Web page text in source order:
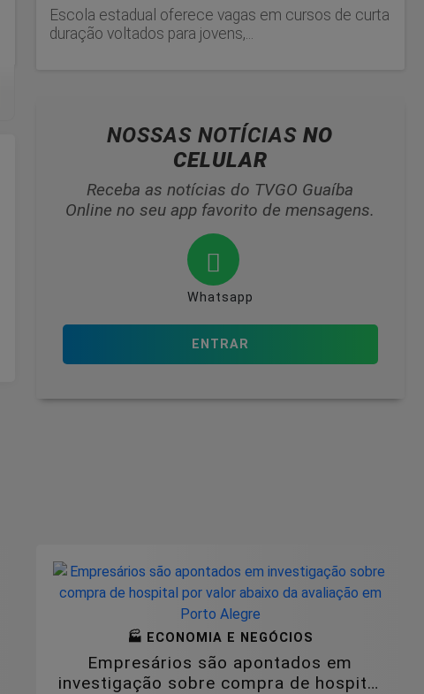
Escola estadual oferece vagas em cursos de curta
duração voltados para jovens,...
NOSSAS NOTÍCIASNO
CELULAR
Receba as notícias do TVGO Guaíba
Online no seu app favorito de mensagens.
Whatsapp
ENTRAR
🏭 ECONOMIA E NEGÓCIOS
Empresários são apontados em
investigação sobre compra de hospital